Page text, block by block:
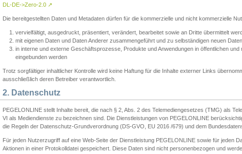
DL-DE->Zero-2.0 ↗
Die bereitgestellten Daten und Metadaten dürfen für die kommerzielle und nicht kommerzielle
vervielfältigt, ausgedruckt, präsentiert, verändert, bearbeitet sowie an Dritte übermittelt
mit eigenen Daten und Daten Anderer zusammengeführt und zu selbständigen neuen
in interne und externe Geschäftsprozesse, Produkte und Anwendungen in öffentlichen
eingebunden werden
Trotz sorgfältiger inhaltlicher Kontrolle wird keine Haftung für die Inhalte externer Links
ausschließlich deren Betreiber verantwortlich.
2. Datenschutz
PEGELONLINE stellt Inhalte bereit, die nach § 2, Abs. 2 des Telemediengesetzes (TMG) als
VI als Mediendienste zu bezeichnen sind. Die Dienstleistungen von PEGELONLINE
die Regeln der Datenschutz-Grundverordnung (DS-GVO, EU 2016 /679) und dem
Für jeden Nutzerzugriff auf eine Web-Seite der Dienstleistung PEGELONLINE sowie für jeden
Aktionen in einer Protokolldatei gespeichert. Diese Daten sind nicht personenbezogen und